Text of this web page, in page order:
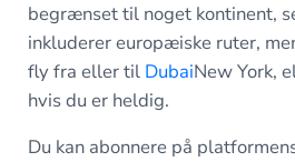
begrænset til noget kontinent,
inkluderer europæiske ruter,
fly fra eller til DubaiNew York,
hvis du er heldig.
Du kan abonnere på